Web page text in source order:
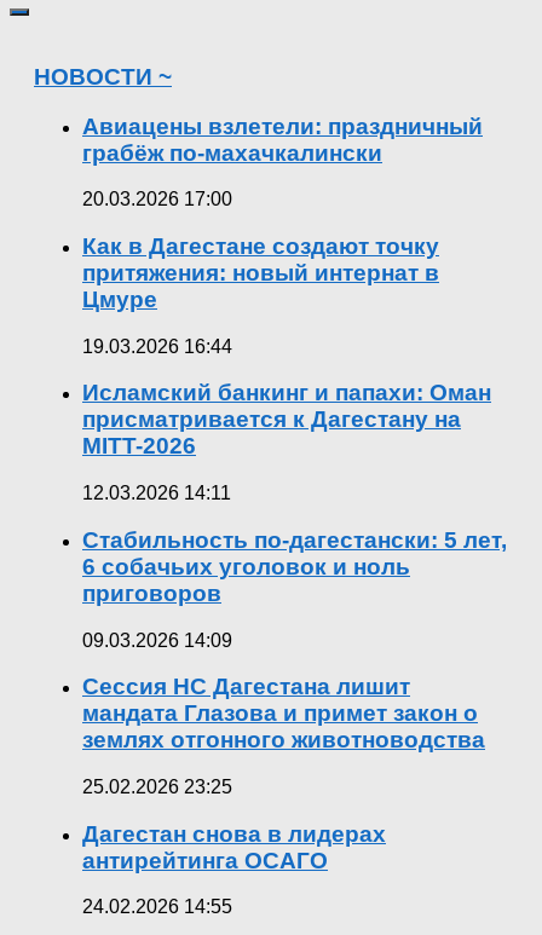
НОВОСТИ ~
Авиацены взлетели: праздничный
грабёж по-махачкалински
20.03.2026 17:00
Как в Дагестане создают точку
притяжения: новый интернат в
Цмуре
19.03.2026 16:44
Исламский банкинг и папахи: Оман
присматривается к Дагестану на
MITT-2026
12.03.2026 14:11
Стабильность по-дагестански: 5 лет,
6 собачьих уголовок и ноль
приговоров
09.03.2026 14:09
Сессия НС Дагестана лишит
мандата Глазова и примет закон о
землях отгонного животноводства
25.02.2026 23:25
Дагестан снова в лидерах
антирейтинга ОСАГО
24.02.2026 14:55